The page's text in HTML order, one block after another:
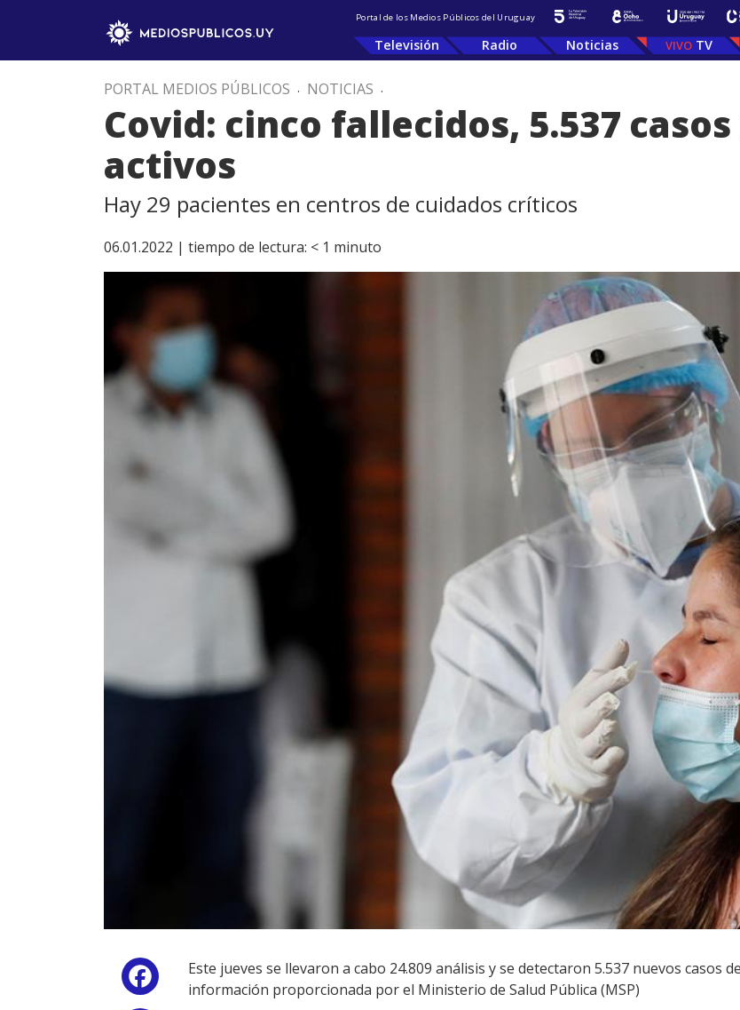
Portal de los Medios Públicos del Uruguay
Televisión Radio Noticias TV
PORTAL MEDIOS PÚBLICOS . NOTICIAS .
Covid: cinco fallecidos, 5.537
activos
Hay 29 pacientes en centros de cuidados críticos
06.01.2022 | tiempo de lectura: < 1 minuto
Facebook
Este jueves se llevaron a cabo 24.809 análisis y se detectaron 5.537 nuevos casos
información proporcionada por el Ministerio de Salud Pública (MSP)